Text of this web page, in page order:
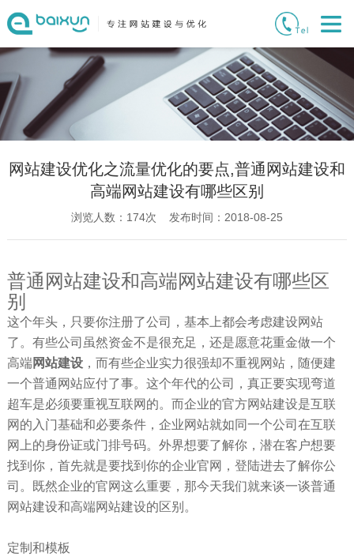
网站建设优化之流量优化的要点,普通网站建设和
高端网站建设有哪些区别
浏览人数： 174次 发布时间：2018-08-25
普通网站建设和高端网站建设有哪些区
别
这个年头，只要你注册了公司，基本上都会考虑建设网站
了。有些公司虽然资金不是很充足，还是愿意花重金做一个
高端网站建设，而有些企业实力很强却不重视网站，随便建
一个普通网站应付了事。这个年代的公司，真正要实现弯道
超车是必须要重视互联网的。而企业的官方网站建设是互联
网的入门基础和必要条件，企业网站就如同一个公司在互联
网上的身份证或门排号码。外界想要了解你，潜在客户想要
找到你，首先就是要找到你的企业官网，登陆进去了解你公
司。既然企业的官网这么重要，那今天我们就来谈一谈普通
网站建设和高端网站建设的区别。
定制和模板